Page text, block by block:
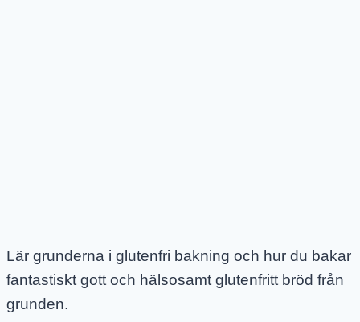
Lär grunderna i glutenfri bakning och hur du bakar
fantastiskt gott och hälsosamt glutenfritt bröd från
grunden.